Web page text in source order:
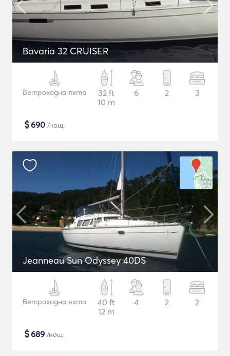
Bavaria 32 CRUISER
Ветроходна яхта
32 ft
10 m
6 2 3
$690 /нощ
Jeanneau Sun Odyssey 40DS
Ветроходна яхта
40 ft
12 m
4 2 2
$689 /нощ